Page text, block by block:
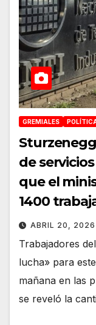
GREMIALES
de
que el
1400
ABRIL 20, 2026
Trabajadores
lucha» para
mañana en las
se reveló la